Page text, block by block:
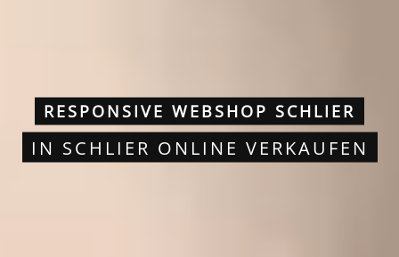
RESPONSIVE WEBSHOP SCHLIER
IN SCHLIER ONLINE VERKAUFEN